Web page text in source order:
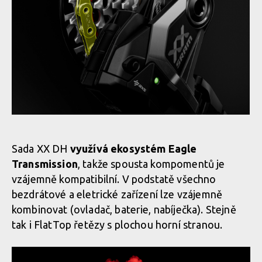
Novinka: Sram XX DH Transmission - Eagle pro sjezdaře
Novinka: Sram XX DH Transmission - Eagle pro sjezdaře
Novinka: Sram XX DH Transmission - Eagle pro sjezdaře
Novinka: Sram XX DH Transmission - Eagle pro sjezdaře
Sada XX DH využívá ekosystém Eagle
Transmission, takže spousta kompomentů je
vzájemně kompatibilní. V podstatě všechno
bezdrátové a eletrické zařízení lze vzájemně
kombinovat (ovladač, baterie, nabíječka). Stejně
tak i FlatTop řetězy s plochou horní stranou.